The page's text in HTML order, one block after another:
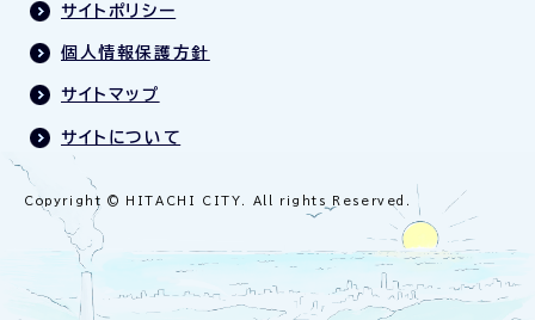
サイトポリシー
個人情報保護方針
サイトマップ
サイトについて
Copyright © HITACHI CITY. All rights Reserved.